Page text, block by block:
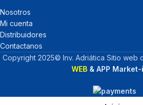
Nosotros
Mi cuenta
Distribuidores
Contactanos
Copyright 2025© Inv. Adriática Sitio web
WEB & APP